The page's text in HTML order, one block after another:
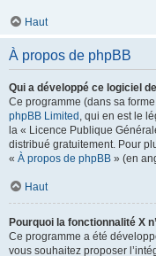
Haut
À propos de phpBB
Qui a développé ce logiciel
Ce programme (dans sa
phpBB Limited , qui en est le
la « Licence Publique
distribué gratuitement. Pour
« À propos de phpBB » (en
Haut
Pourquoi la fonctionnalité X
Ce programme a été
vous souhaitez proposer